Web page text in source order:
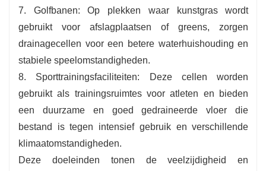
7. Golfbanen: Op plekken waar kunstgras wordt
gebruikt voor afslagplaatsen of greens, zorgen
drainagecellen voor een betere waterhuishouding en
stabiele speelomstandigheden.
8. Sporttrainingsfaciliteiten: Deze cellen worden
gebruikt als trainingsruimtes voor atleten en bieden
een duurzame en goed gedraineerde vloer die
bestand is tegen intensief gebruik en verschillende
klimaatomstandigheden.
Deze doeleinden tonen de veelzijdigheid en